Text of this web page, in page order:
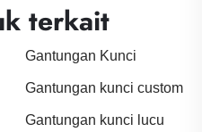
terkait
Gantungan Kunci
Gantungan kunci custom
Gantungan kunci lucu